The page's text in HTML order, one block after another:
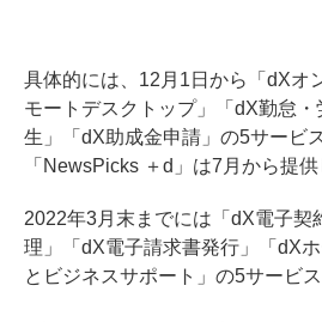
具体的には、12月1日から「dXオ
モートデスクトップ」「dX勤怠
生」「dX助成金申請」の5サービ
「NewsPicks ＋d」は7月から提供
2022年3月末までには「dX電子契
理」「dX電子請求書発行」「dX
とビジネスサポート」の5サービス